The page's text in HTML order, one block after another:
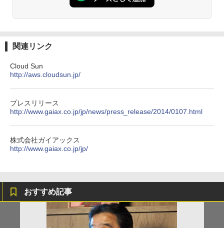
関連リンク
Cloud Sun
http://aws.cloudsun.jp/
プレスリリース
http://www.gaiax.co.jp/jp/news/press_release/2014/0107.html
株式会社ガイアックス
http://www.gaiax.co.jp/jp/
おすすめ記事